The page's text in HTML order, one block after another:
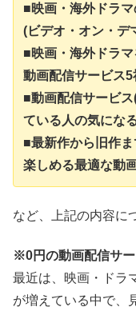
■映画・海外ドラ
(ビデオ・オン・デ
■映画・海外ドラ
動画配信サービス5
■動画配信サービ
ている人の気にな
■最新作から旧作
楽しめる最適な動
など、上記の内容に
※0円の動画配信サ
最近は、映画・ドラ
が増えている中で、